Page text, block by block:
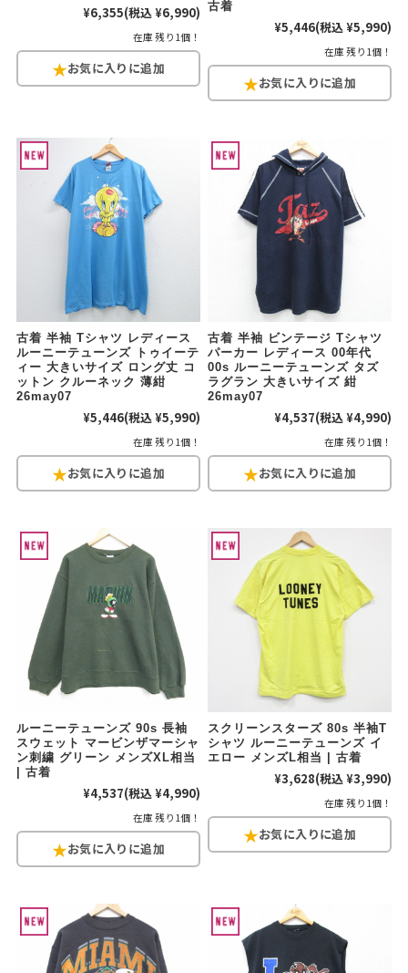
¥6,355(税込 ¥6,990)
在庫 残り1個！
古着
¥5,446(税込 ¥5,990)
在庫 残り1個！
古着 半袖 Tシャツ レディース
ルーニーテューンズ トゥイーテ
ィー 大きいサイズ ロング丈 コ
ットン クルーネック 薄紺
26may07
¥5,446(税込 ¥5,990)
在庫 残り1個！
古着 半袖 ビンテージ Tシャツ
パーカー レディース 00年代
00s ルーニーテューンズ タズ
ラグラン 大きいサイズ 紺
26may07
¥4,537(税込 ¥4,990)
在庫 残り1個！
ルーニーテューンズ 90s 長袖
スウェット マービンザマーシャ
ン刺繍 グリーン メンズXL相当
| 古着
¥4,537(税込 ¥4,990)
在庫 残り1個！
スクリーンスターズ 80s 半袖T
シャツ ルーニーテューンズ イ
エロー メンズL相当 | 古着
¥3,628(税込 ¥3,990)
在庫 残り1個！